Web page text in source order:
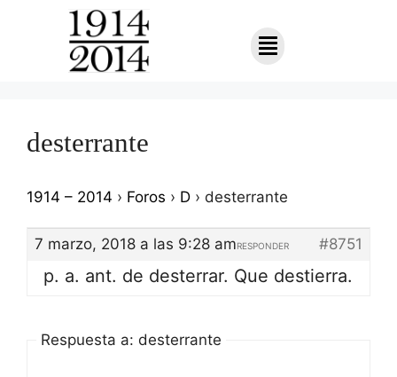
desterrante
1914 – 2014 › Foros › D › desterrante
7 marzo, 2018 a las 9:28 am #8751
RESPONDER
p. a. ant. de desterrar. Que destierra.
Respuesta a: desterrante